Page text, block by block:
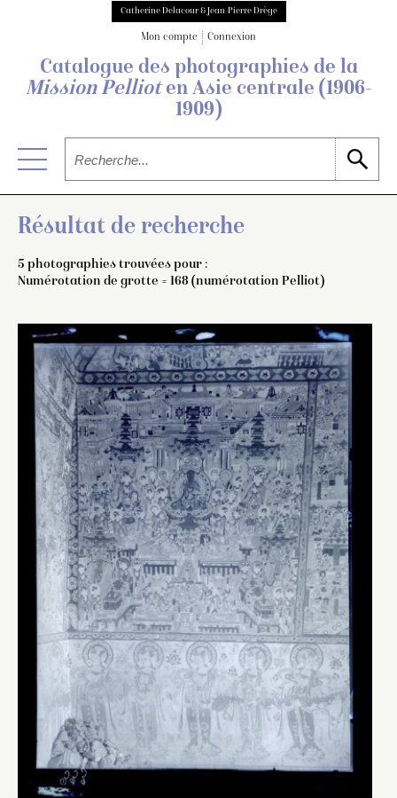
Catherine Delacour & Jean-Pierre Drège
Mon compte Connexion
Catalogue des photographies de la
Mission Pellioten Asie centrale (1906-
1909)
Résultat de recherche
5 photographies trouvées pour :
Numérotation de grotte = 168 (numérotation Pelliot)